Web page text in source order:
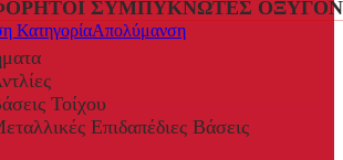
ΣΥΜΠΥΚΝΩΤΈΣ
Απολύμανση
Τοίχου
Επιδαπέδιες Βάσεις